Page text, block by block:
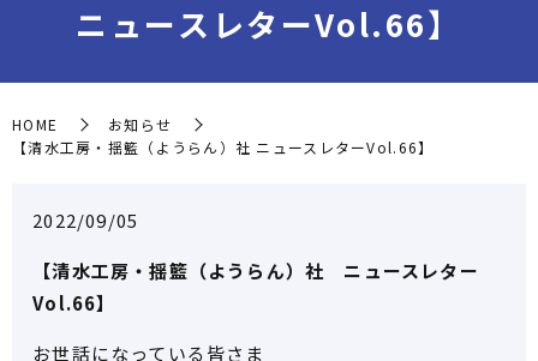
ニュースレターVol.66】
HOME
お知らせ
【清水工房・揺籃（ようらん）社 ニュースレターVol.66】
2022/09/05
【清水工房・揺籃（ようらん）社 ニュースレター
Vol.66】
お世話になっている皆さま